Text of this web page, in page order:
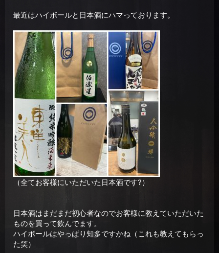
最近はハイボールと日本酒にハマっております。
（全てお客様にいただいた日本酒です?）
日本酒はまだまだ初心者なのでお客様に教えていただいた
ものを買って飲んでます。
ハイボールはやっぱり知多ですかね（これも教えてもらっ
た笑）